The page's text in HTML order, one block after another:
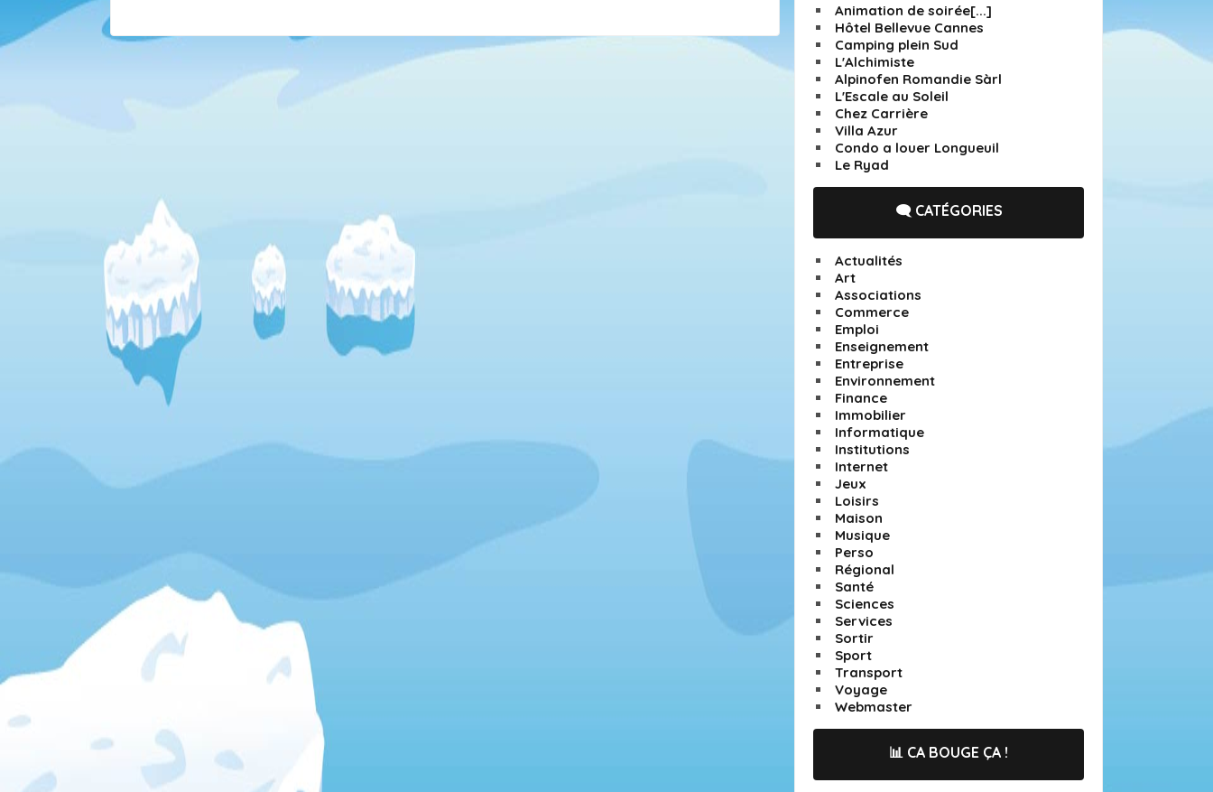
Animation de soirée[...]
Hôtel Bellevue Cannes
Camping plein Sud
L'Alchimiste
Alpinofen Romandie Sàrl
L'Escale au Soleil
Chez Carrière
Villa Azur
Condo a louer Longueuil
Le Ryad
🗨️ CATÉGORIES
Actualités
Art
Associations
Commerce
Emploi
Enseignement
Entreprise
Environnement
Finance
Immobilier
Informatique
Institutions
Internet
Jeux
Loisirs
Maison
Musique
Perso
Régional
Santé
Sciences
Services
Sortir
Sport
Transport
Voyage
Webmaster
📊 CA BOUGE ÇA !